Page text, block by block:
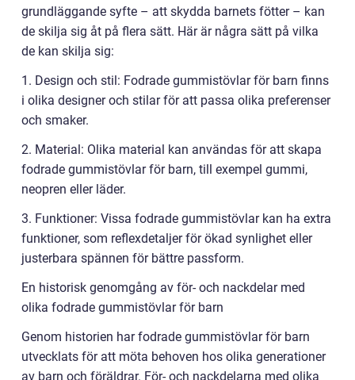
grundläggande syfte – att skydda barnets fötter – kan
de skilja sig åt på flera sätt. Här är några sätt på vilka
de kan skilja sig:
1. Design och stil: Fodrade gummistövlar för barn finns
i olika designer och stilar för att passa olika preferenser
och smaker.
2. Material: Olika material kan användas för att skapa
fodrade gummistövlar för barn, till exempel gummi,
neopren eller läder.
3. Funktioner: Vissa fodrade gummistövlar kan ha extra
funktioner, som reflexdetaljer för ökad synlighet eller
justerbara spännen för bättre passform.
En historisk genomgång av för- och nackdelar med
olika fodrade gummistövlar för barn
Genom historien har fodrade gummistövlar för barn
utvecklats för att möta behoven hos olika generationer
av barn och föräldrar. För- och nackdelarna med olika